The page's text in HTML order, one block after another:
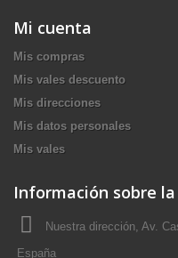
Mi cuenta
Mis compras
Mis vales descuento
Mis direcciones
Mis datos personales
Mis vales
Información sobre
Nuestra dirección, Av.
España